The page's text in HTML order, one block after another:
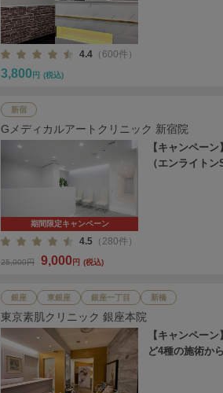
4.4 （600件）
3,800 円 (税込)
新宿
Gメディカルアートクリニック 新宿院
期間限定キャンペーン
【キャンペー
（エンライト
4.5 （280件）
25,000円 9,000円 (税込)
銀座 東銀座 銀座一丁目 新橋
東京素肌クリニック 銀座本院
【キャンペー
ど4種の施術か